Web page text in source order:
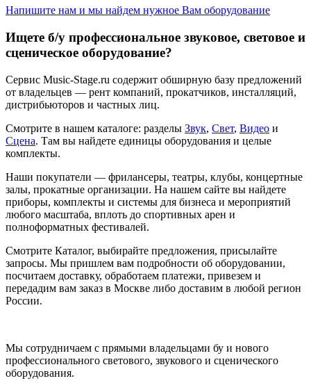
Напишите нам и мы найдем нужное Вам оборудование
Ищете б/у профессиональное звуковое, световое и
сценическое оборудование?
Сервис Music-Stage.ru содержит обширную базу предложений
от владельцев — рент компаний, прокатчиков, инсталляций,
дистрибьюторов и частных лиц.
Смотрите в нашем каталоге: разделы Звук, Свет, Видео и
Сцена. Там вы найдете единицы оборудования и целые
комплекты.
Наши покупатели — фрилансеры, театры, клубы, концертные
залы, прокатные организации. На нашем сайте вы найдете
приборы, комплекты и системы для бизнеса и мероприятий
любого масштаба, вплоть до спортивных арен и
полноформатных фестивалей.
Смотрите Каталог, выбирайте предложения, присылайте
запросы. Мы пришлем вам подробности об оборудовании,
посчитаем доставку, обработаем платежи, привезем и
передадим вам заказ в Москве либо доставим в любой регион
России.
Мы сотрудничаем с прямыми владельцами бу и нового
профессионального светового, звукового и сценического
оборудования.